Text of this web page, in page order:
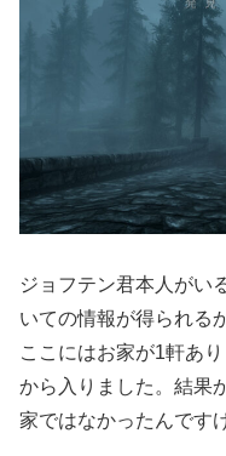
ジョフテン君本人がい
いての情報が得られる
ここにはお家が1軒あ
から入りました。結果
家ではなかったんです